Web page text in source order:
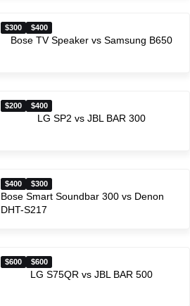
$300 $400
Bose TV Speaker vs Samsung B650
$200 $400
LG SP2 vs JBL BAR 300
$400 $300
Bose Smart Soundbar 300 vs Denon
DHT-S217
$600 $600
LG S75QR vs JBL BAR 500